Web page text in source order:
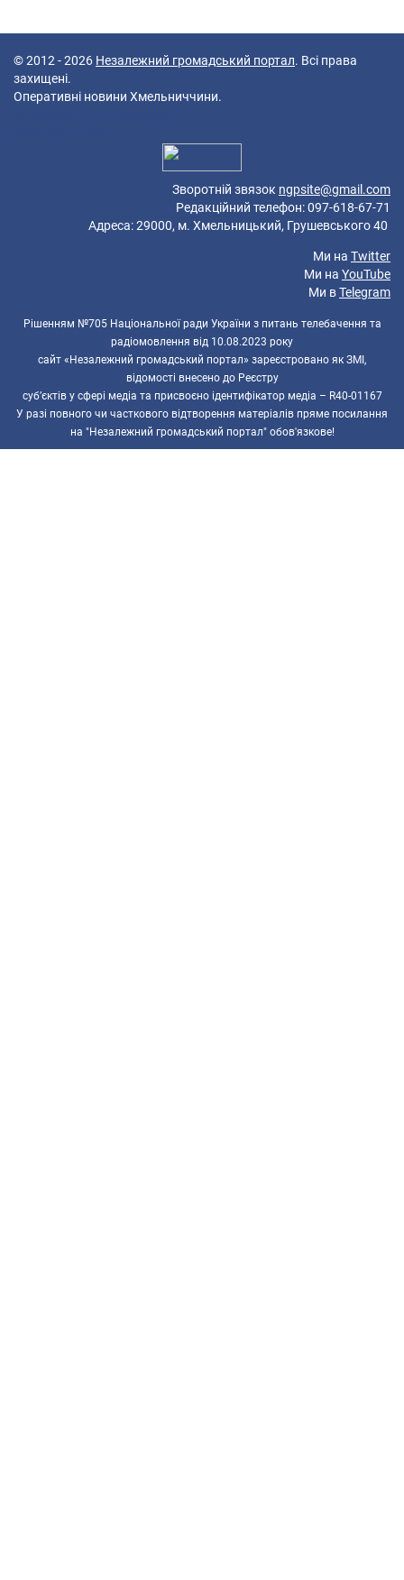
© 2012 - 2026 Незалежний громадський портал. Всі права
захищені.
Оперативні новини Хмельниччини.
Зворотній звязок ngpsite@gmail.com
Редакційний телефон: 097-618-67-71
Адреса: 29000, м. Хмельницький, Грушевського 40
Ми на Twitter
Ми на YouTube
Ми вTelegram
Рішенням №705 Національної ради України з питань телебачення та
радіомовлення від 10.08.2023 року
сайт «Незалежний громадський портал» зареєстровано як ЗМІ,
відомості внесено до Реєстру
суб’єктів у сфері медіа та присвоєно ідентифікатор медіа – R40-01167
У разі повного чи часткового відтворення матеріалів пряме посилання
на "Незалежний громадський портал" обов'язкове!